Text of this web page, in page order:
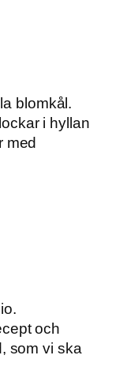
blomkål.
i hyllan
med
och
som vi ska